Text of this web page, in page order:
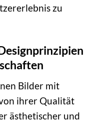
zu
Bilder mit
ihrer Qualität
ästhetischer und